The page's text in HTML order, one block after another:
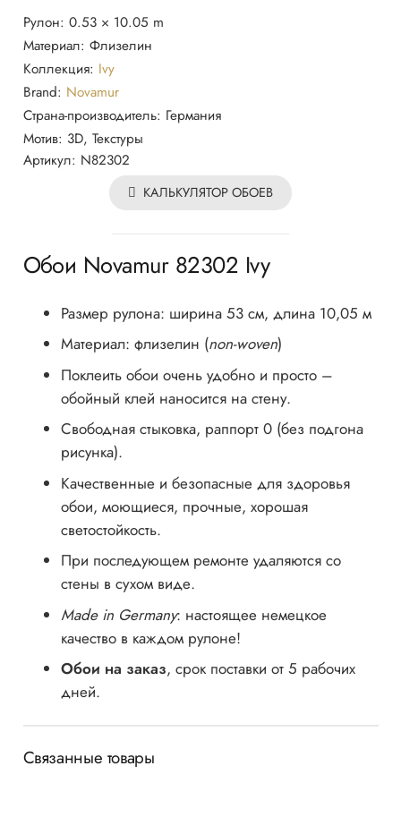
Обои
82302
Novamur
Рулон: 0.53 × 10.05 m
Материал: Флизелин
Коллекция: Ivy
Brand: Novamur
Страна-производитель: Германия
Мотив: 3D, Текстуры
Артикул: N82302
КАЛЬКУЛЯТОР ОБОЕВ
Обои Novamur 82302 Ivy
Размер рулона: ширина 53 см, длина 10,05 м
Материал: флизелин (non-woven)
Поклеить обои очень удобно и просто –
обойный клей наносится на стену.
Cвободная стыковка, раппорт 0 (без подгона
рисунка).
Качественные и безопасные для здоровья
обои, моющиеся, прочные, хорошая
светостойкость.
При последующем ремонте удаляются со
стены в сухом виде.
Made in Germany: настоящее немецкое
качество в каждом рулоне!
Обои на заказ, срок поставки от 5 рабочих
дней.
Связанные товары